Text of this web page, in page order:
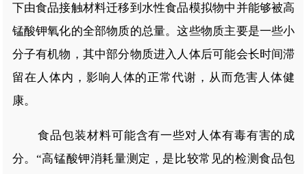
下由食品接触材料迁移到水性食品模拟物中并能够被高
锰酸钾氧化的全部物质的总量。这些物质主要是一些小
分子有机物，其中部分物质进入人体后可能会长时间滞
留在人体内，影响人体的正常代谢，从而危害人体健
康。
食品包装材料可能含有一些对人体有毒有害的成
分。“高锰酸钾消耗量测定，是比较常见的检测食品包